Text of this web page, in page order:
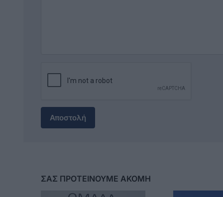
Αποστολή
ΣΑΣ ΠΡΟΤΕΙΝΟΥΜΕ ΑΚΟΜΗ